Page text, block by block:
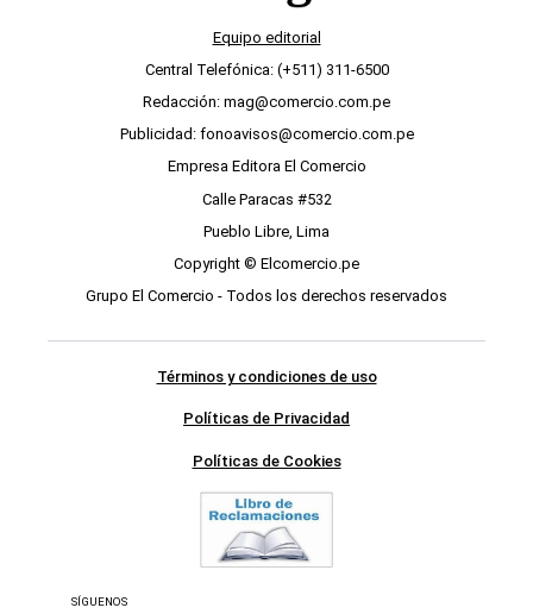
Equipo editorial
Central Telefónica: (+511) 311-6500
Redacción: mag@comercio.com.pe
Publicidad: fonoavisos@comercio.com.pe
Empresa Editora El Comercio
Calle Paracas #532
Pueblo Libre, Lima
Copyright © Elcomercio.pe
Grupo El Comercio - Todos los derechos reservados
Términos y condiciones de uso
Políticas de Privacidad
Políticas de Cookies
SÍGUENOS